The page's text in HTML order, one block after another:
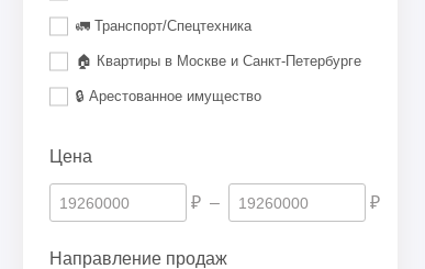
🚛 Транспорт/Спецтехника
🏠 Квартиры в Москве и Санкт-Петербурге
🔒 Арестованное имущество
Цена
₽ – ₽
Направление продаж